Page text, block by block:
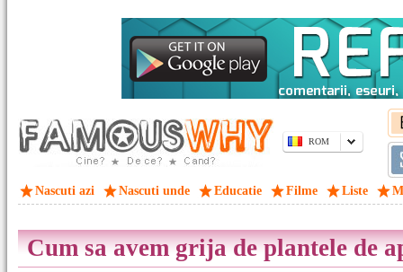
ROM
Nascuti azi Nascuti unde Educatie Filme Liste
Cum sa avem grija de plantele de